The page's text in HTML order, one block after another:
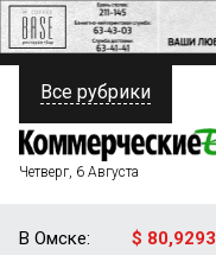
ПОЛИТИКА
ФИНАНСЫ
Все рубрики
Четверг, 6 Августа
В Омске: $ 80,9293